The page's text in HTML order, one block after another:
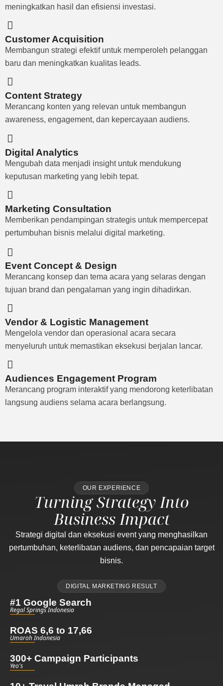
meningkatkan hasil dan efisiensi investasi.
Customer Acquisition​
Membangun strategi efektif untuk memperoleh pelanggan
baru dan meningkatkan kualitas leads.
Content Strategy
Merancang konten yang relevan untuk membangun
awareness, engagement, dan kepercayaan audiens.
Digital Analytics
Mengubah data menjadi insight untuk mendukung
keputusan marketing yang lebih tepat.
Marketing Consultation
Memberikan pendampingan strategis untuk mempercepat
pertumbuhan bisnis melalui digital marketing.
Event Concept & Design
Merancang konsep dan tema acara yang selaras dengan
tujuan brand dan pengalaman yang ingin dihadirkan.
Vendor & Logistic Management
Mengelola vendor dan operasional acara secara
menyeluruh untuk memastikan eksekusi berjalan lancar.
Audiences Engagement Program
Merancang program interaktif yang mendorong keterlibatan
langsung audiens selama acara berlangsung.
OUR EXPERIENCE
Turning Strategy Into
Business Impact
Strategi digital dan eksekusi event yang menghasilkan
pertumbuhan, keterlibatan audiens, dan pencapaian target
bisnis.
DIGITAL MARKETING RESULT
#1 Google Search
Regal Springs Indonesia
ROAS 6,6 to 17,66
Umaroh Indonesia
300+ Campaign Participants
Yeo's